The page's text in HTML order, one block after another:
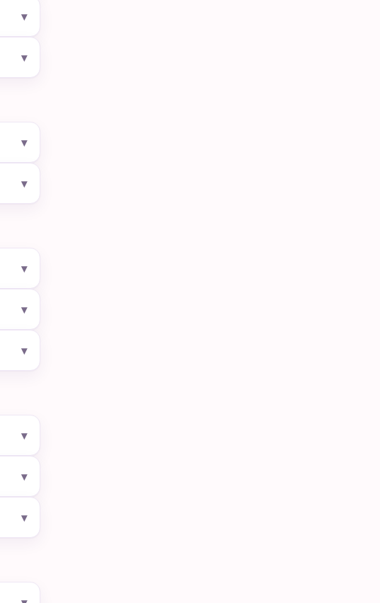
▾
▾
▾
▾
▾
▾
▾
▾
▾
▾